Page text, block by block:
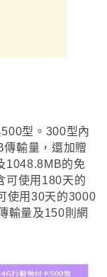
型 。 300型內
傳輸量 ，還加贈
1048.8MB的免
可使用180天的
使用30天的3000
輸量及150則網